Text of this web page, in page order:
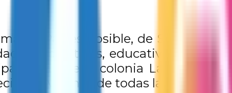
La Paz es Posible, de SUMA
recreativas, educativas y
de la colonia Lázaro
y vecinos de todas las edades.